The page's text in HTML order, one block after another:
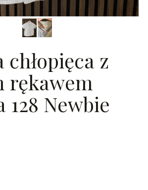
chłopięca z
rękawem
128 Newbie